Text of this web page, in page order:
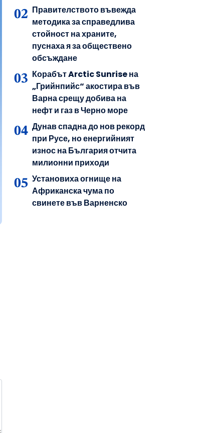
Правителството въвежда
методика за справедлива
стойност на храните,
пуснаха я за обществено
обсъждане
Корабът Arctic Sunrise на
„Грийнпийс“ акостира във
Варна срещу добива на
нефт и газ в Черно море
Дунав спадна до нов рекорд
при Русе, но енергийният
износ на България отчита
милионни приходи
Установиха огнище на
Африканска чума по
свинете във Варненско